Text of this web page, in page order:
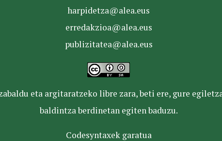
harpidetza@alea.eus
erredakzioa@alea.eus
publizitatea@alea.eus
eta argitaratzeko libre zara, beti ere, gure
baldintza berdinetan egiten baduzu.
Codesyntaxek garatua